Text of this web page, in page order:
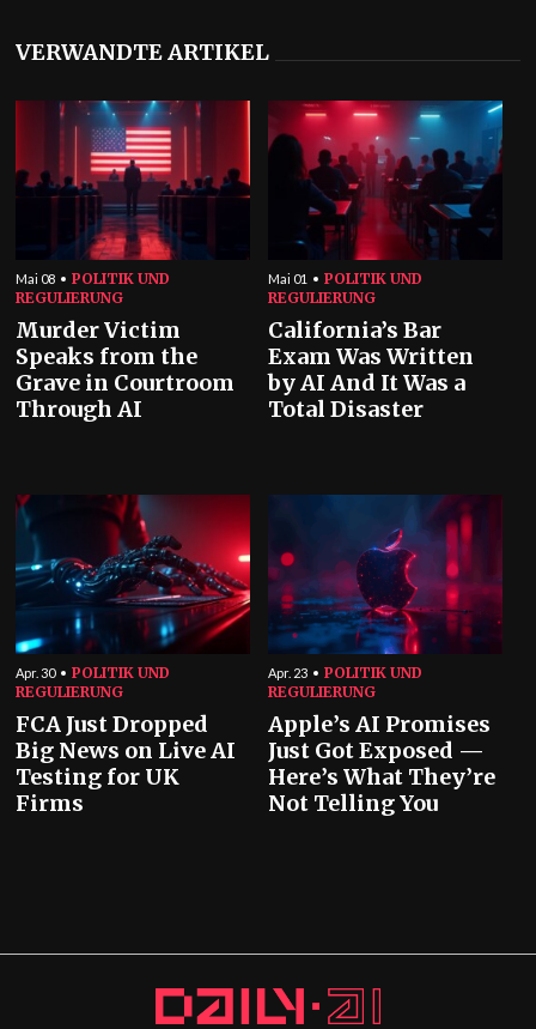
VERWANDTE ARTIKEL
Mai 08
POLITIK UND
REGULIERUNG
Murder Victim
Speaks from the
Grave in Courtroom
Through AI
Mai 01
POLITIK UND
REGULIERUNG
California’s Bar
Exam Was Written
by AI And It Was a
Total Disaster
Apr. 30
POLITIK UND
REGULIERUNG
FCA Just Dropped
Big News on Live AI
Testing for UK
Firms
Apr. 23
POLITIK UND
REGULIERUNG
Apple’s AI Promises
Just Got Exposed —
Here’s What They’re
Not Telling You